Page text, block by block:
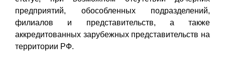
предприятий, обособленных подразделений,
филиалов и представительств, а также
аккредитованных зарубежных представительств на
территории РФ.